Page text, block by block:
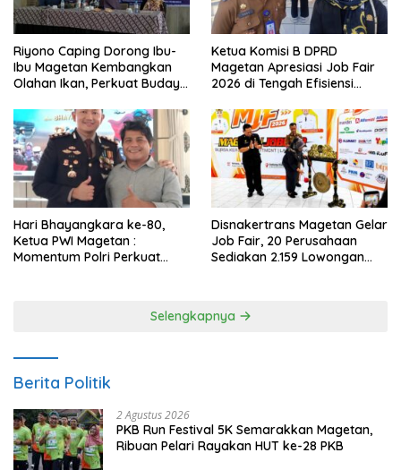
Riyono Caping Dorong Ibu-
Ibu Magetan Kembangkan
Olahan Ikan, Perkuat Budaya
Ketua Komisi B DPRD
Magetan Apresiasi Job Fair
2026 di Tengah Efisiensi
Hari Bhayangkara ke-80,
Ketua PWI Magetan :
Momentum Polri Perkuat
Disnakertrans Magetan Gelar
Job Fair, 20 Perusahaan
Sediakan 2.159 Lowongan
Selengkapnya
Berita Politik
2 Agustus 2026
PKB Run Festival 5K Semarakkan Magetan,
Ribuan Pelari Rayakan HUT ke-28 PKB